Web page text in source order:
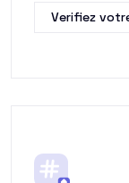
Verifiez